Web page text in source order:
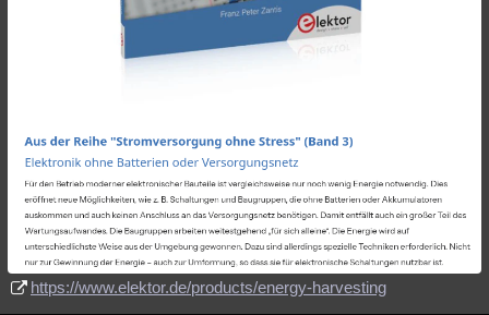
https://www.elektor.de/products/energy-harvesting